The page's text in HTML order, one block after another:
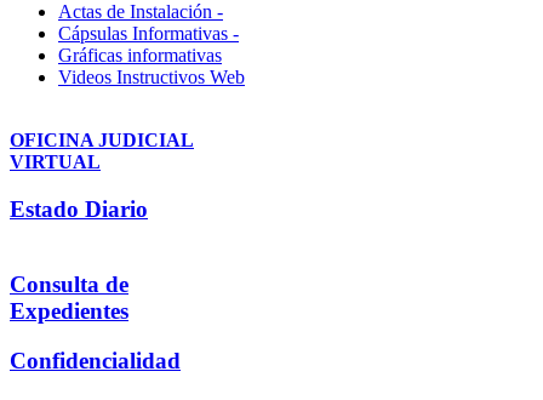
Actas de Instalación -
Cápsulas Informativas -
Gráficas informativas
Videos Instructivos Web
OFICINA JUDICIAL
VIRTUAL
Estado Diario
Consulta de
Expedientes
Confidencialidad